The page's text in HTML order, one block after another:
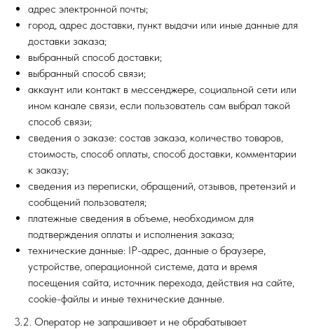
адрес электронной почты;
город, адрес доставки, пункт выдачи или иные данные для
доставки заказа;
выбранный способ доставки;
выбранный способ связи;
аккаунт или контакт в мессенджере, социальной сети или
ином канале связи, если пользователь сам выбрал такой
способ связи;
сведения о заказе: состав заказа, количество товаров,
стоимость, способ оплаты, способ доставки, комментарии
к заказу;
сведения из переписки, обращений, отзывов, претензий и
сообщений пользователя;
платежные сведения в объеме, необходимом для
подтверждения оплаты и исполнения заказа;
технические данные: IP-адрес, данные о браузере,
устройстве, операционной системе, дата и время
посещения сайта, источник перехода, действия на сайте,
cookie-файлы и иные технические данные.
3.2. Оператор не запрашивает и не обрабатывает